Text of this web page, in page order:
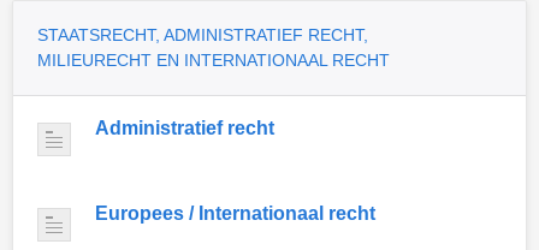
STAATSRECHT, ADMINISTRATIEF RECHT,
MILIEURECHT EN INTERNATIONAAL RECHT
Administratief recht
Europees / Internationaal recht